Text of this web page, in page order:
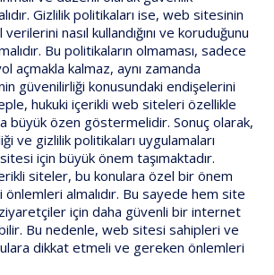
Gizlilik politikaları ise, web sitesinin
verilerini nasıl kullandığını ve koruduğunu
Bu politikaların olmaması, sadece
açmakla kalmaz, aynı zamanda
güvenilirliği konusundaki endişelerini
hukuki içerikli web siteleri özellikle
büyük özen göstermelidir. Sonuç olarak,
ve gizlilik politikaları uygulamaları
için büyük önem taşımaktadır.
siteler, bu konulara özel bir önem
almalıdır. Bu sayede hem site
için daha güvenli bir internet
Bu nedenle, web sitesi sahipleri ve
dikkat etmeli ve gereken önlemleri